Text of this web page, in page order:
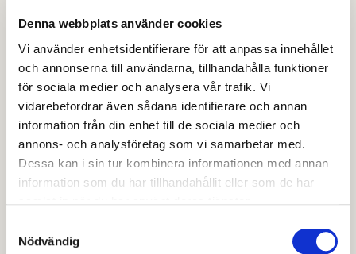
Denna webbplats använder cookies
Vi använder enhetsidentifierare för att anpassa innehållet
och annonserna till användarna, tillhandahålla funktioner
för sociala medier och analysera vår trafik. Vi
vidarebefordrar även sådana identifierare och annan
information från din enhet till de sociala medier och
annons- och analysföretag som vi samarbetar med.
Dessa kan i sin tur kombinera informationen med annan
information som du har tillhandahållit eller som de har
Nödvändig
För forskningsärenden rekommenderar vi att man
kontaktar oss för att förklara vad man söker. När det
kommer till släktforskning och ämnesforskning
behöver man ge oss så mycket uppgifter som möjligt
som kan hjälpa oss lokalisera vad man söker. Det
inkluderar när det gäller släktforskning:
Namn på personen vars handlingar du söker
Namn på eventuell skola om det är skolhandlingar